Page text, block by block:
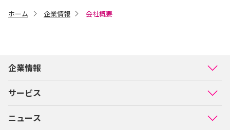
ホーム 企業情報 会社概要
企業情報
サービス
ニュース